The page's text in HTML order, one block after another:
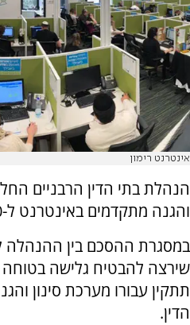
אינטרנט רימון
הנהלת בתי הדין הרבניים
והגנה מתקדמים באינטרנט ל-120 בתי הדיינים בישראל.
במסגרת ההסכם בין ההנהלה
שירצה להבטיח גלישה בטוחה
תתקין עבורו מערכת סינון
הדין.